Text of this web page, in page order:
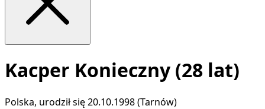
Kacper Konieczny (28 lat)
Polska, urodził się 20.10.1998 (Tarnów)